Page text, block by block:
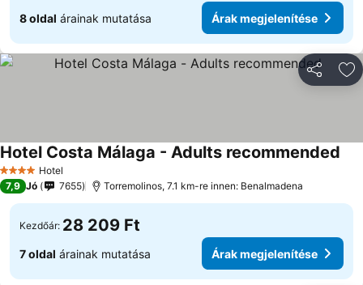
8 oldal árainak mutatása Árak megjelenítése
4 KategóriaHotel
Hotel Costa Málaga - Adults recommended
7,9 Jó 7655 Torremolinos, 7.1 km-re innen: Benalmadena
Kezdőár: 28 209 Ft
7 oldal árainak mutatása Árak megjelenítése